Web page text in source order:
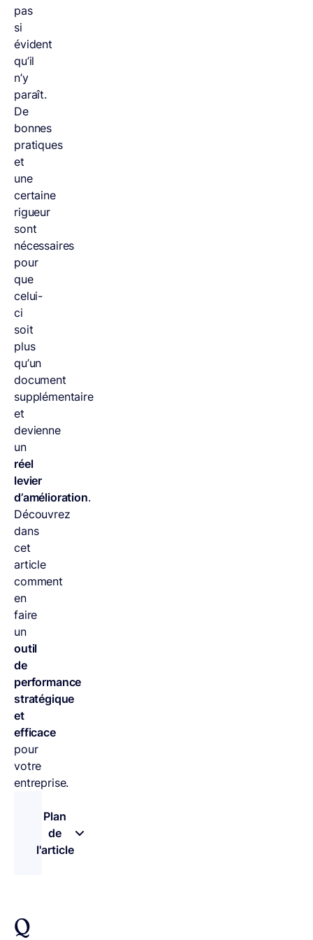
pas
si
évident
qu’il
n’y
paraît.
De
bonnes
pratiques
et
une
certaine
rigueur
sont
nécessaires
pour
que
celui-
ci
soit
plus
qu’un
document
supplémentaire
et
devienne
un
réel
levier
d’amélioration.
Découvrez
dans
cet
article
comment
en
faire
un
outil
de
performance
stratégique
et
efficace
pour
votre
entreprise.
Plan
de
l'article
Q